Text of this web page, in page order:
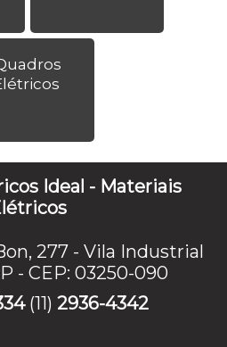
Ideal - Materiais
277 - Vila Industrial
- CEP: 03250-090
(11) 2936-4342